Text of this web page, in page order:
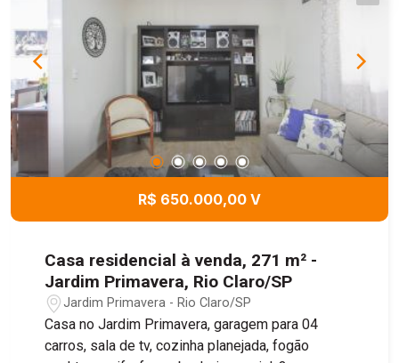
R$ 650.000,00 V
Casa residencial à venda, 271 m² -
Jardim Primavera, Rio Claro/SP
Jardim Primavera - Rio Claro/SP
Casa no Jardim Primavera, garagem para 04
carros, sala de tv, cozinha planejada, fogão